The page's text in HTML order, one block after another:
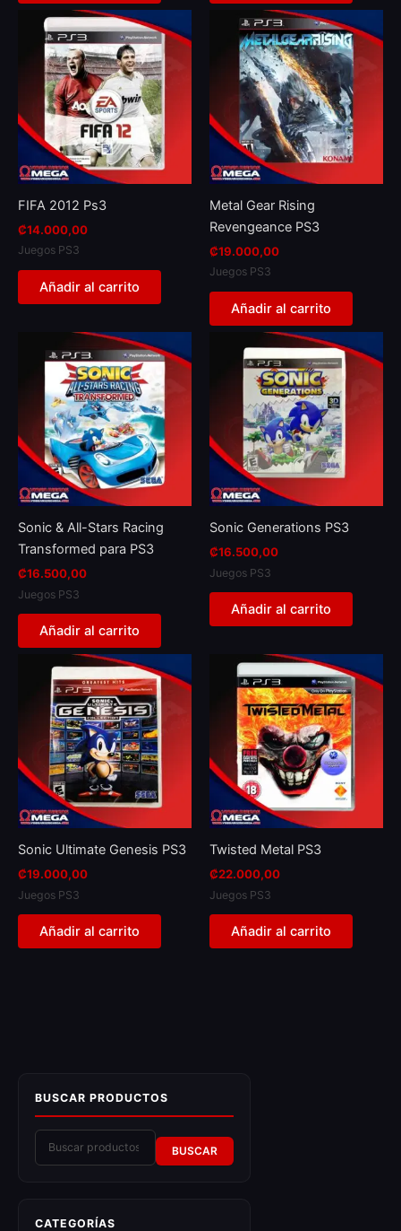
BUSCAR PRODUCTOS
BUSCAR
CATEGORÍAS
FIFA 2012 Ps3
₡14.000,00
Juegos PS3
Añadir al carrito
Metal Gear Rising
Revengeance PS3
₡19.000,00
Juegos PS3
Añadir al carrito
Sonic & All-Stars Racing
Transformed para PS3
₡16.500,00
Juegos PS3
Añadir al carrito
Sonic Generations PS3
₡16.500,00
Juegos PS3
Añadir al carrito
Sonic Ultimate Genesis PS3
₡19.000,00
Juegos PS3
Añadir al carrito
Twisted Metal PS3
₡22.000,00
Juegos PS3
Añadir al carrito